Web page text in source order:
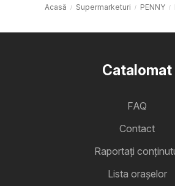
Acasă Supermarketuri PENNY
Catalomat
FAQ
Contact
Raportați
Lista oraşelor